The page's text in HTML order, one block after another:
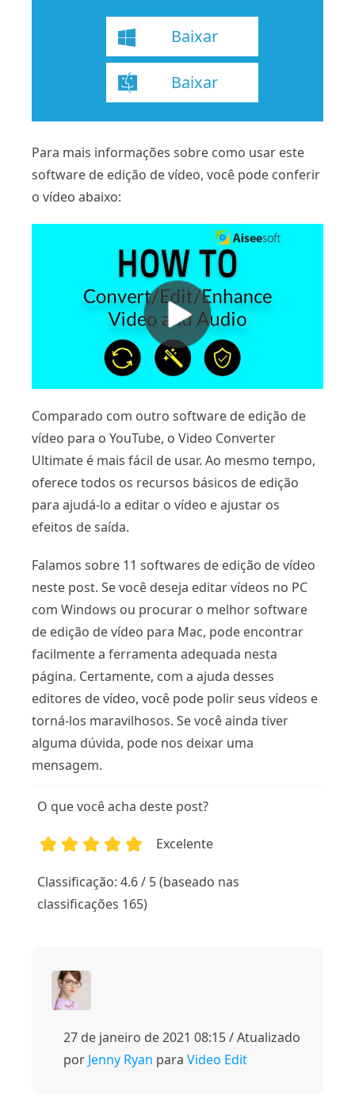
Baixar
Baixar
Para mais informações sobre como usar este
software de edição de vídeo, você pode conferir
o vídeo abaixo:
Comparado com outro software de edição de
vídeo para o YouTube, o Video Converter
Ultimate é mais fácil de usar. Ao mesmo tempo,
oferece todos os recursos básicos de edição
para ajudá-lo a editar o vídeo e ajustar os
efeitos de saída.
Falamos sobre 11 softwares de edição de vídeo
neste post. Se você deseja editar vídeos no PC
com Windows ou procurar o melhor software
de edição de vídeo para Mac, pode encontrar
facilmente a ferramenta adequada nesta
página. Certamente, com a ajuda desses
editores de vídeo, você pode polir seus vídeos e
torná-los maravilhosos. Se você ainda tiver
alguma dúvida, pode nos deixar uma
mensagem.
O que você acha deste post?
Excelente
Classificação: 4.6 / 5 (baseado nas
classificações 165)
27 de janeiro de 2021 08:15 / Atualizado
por Jenny Ryan para Video Edit